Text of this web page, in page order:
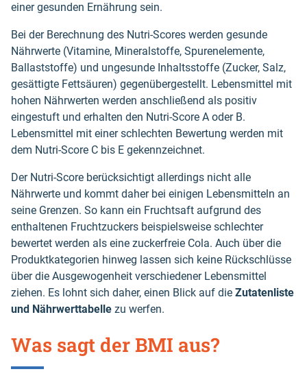
einer gesunden Ernährung sein.
Bei der Berechnung des Nutri-Scores werden gesunde
Nährwerte (Vitamine, Mineralstoffe, Spurenelemente,
Ballaststoffe) und ungesunde Inhaltsstoffe (Zucker, Salz,
gesättigte Fettsäuren) gegenübergestellt. Lebensmittel mit
hohen Nährwerten werden anschließend als positiv
eingestuft und erhalten den Nutri-Score A oder B.
Lebensmittel mit einer schlechten Bewertung werden mit
dem Nutri-Score C bis E gekennzeichnet.
Der Nutri-Score berücksichtigt allerdings nicht alle
Nährwerte und kommt daher bei einigen Lebensmitteln an
seine Grenzen. So kann ein Fruchtsaft aufgrund des
enthaltenen Fruchtzuckers beispielsweise schlechter
bewertet werden als eine zuckerfreie Cola. Auch über die
Produktkategorien hinweg lassen sich keine Rückschlüsse
über die Ausgewogenheit verschiedener Lebensmittel
ziehen. Es lohnt sich daher, einen Blick auf die Zutatenliste
und Nährwerttabelle zu werfen.
Was sagt der BMI aus?